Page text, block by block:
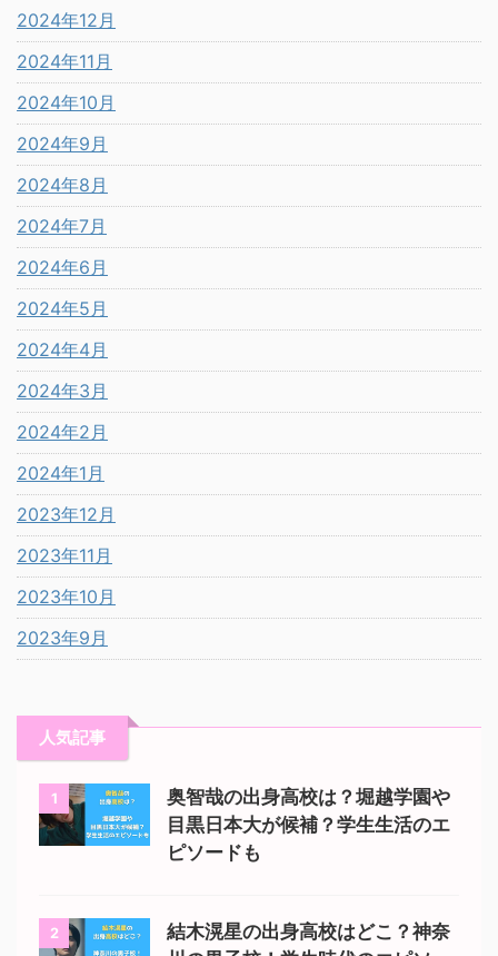
2024年12月
2024年11月
2024年10月
2024年9月
2024年8月
2024年7月
2024年6月
2024年5月
2024年4月
2024年3月
2024年2月
2024年1月
2023年12月
2023年11月
2023年10月
2023年9月
人気記事
1
奥智哉の出身高校は？堀越学園や
目黒日本大が候補？学生生活のエ
ピソードも
2
結木滉星の出身高校はどこ？神奈